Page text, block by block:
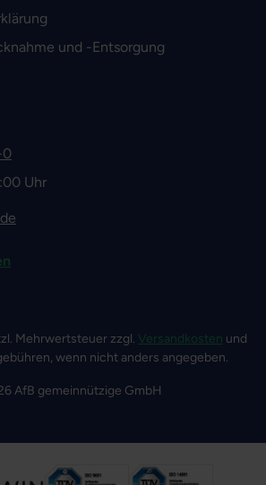
und -Entsorgung
0
Uhr
Mehrwertsteuer zzgl. Versandkosten und
wenn nicht anders angegeben.
AfB gemeinnützige GmbH